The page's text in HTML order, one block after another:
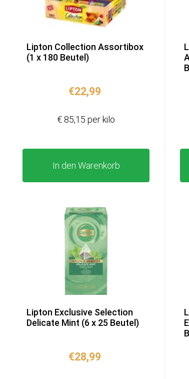
Lipton Collection Assortibox
(1 x 180 Beutel)
€22,99
In den Warenkorb
€ 85,15 per kilo
Lipton Exclusive Selection
Delicate Mint (6 x 25 Beutel)
€28,99